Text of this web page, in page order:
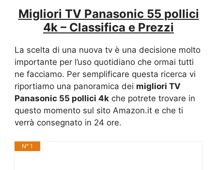
Migliori TV Panasonic 55 pollici
4k – Classifica e Prezzi
La scelta di una nuova tv è una decisione molto
importante per l’uso quotidiano che ormai tutti
ne facciamo. Per semplificare questa ricerca vi
riportiamo una panoramica dei migliori TV
Panasonic 55 pollici 4k che potrete trovare in
questo momento sul sito Amazon.it e che ti
verrà consegnato in 24 ore.
N° 1